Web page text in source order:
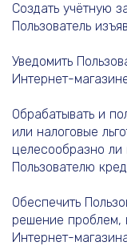
Создать учётную
Пользователь
Уведомить
Интернет-
Обрабатывать и
или налоговые
целесообразно ли
Пользователю
Обеспечить
решение проблем,
Интернет-